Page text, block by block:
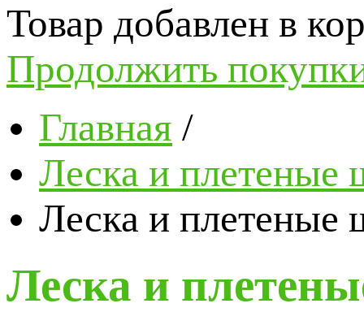
Товар добавлен в
Продолжить
Главная /
Леска и
Леска и
Леска и